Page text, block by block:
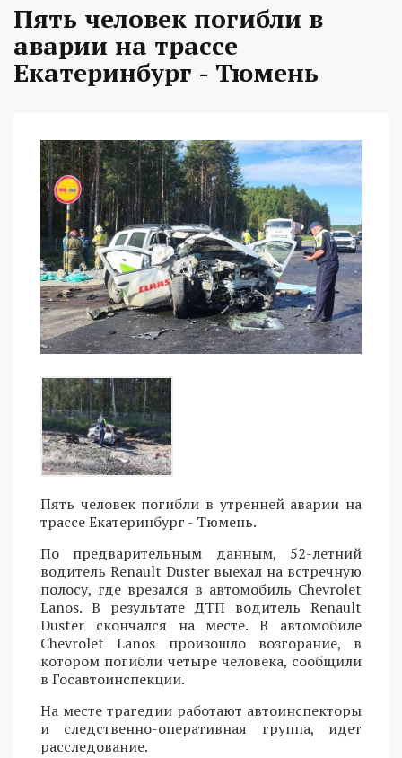
Пять человек погибли в
аварии на трассе
Екатеринбург - Тюмень
Пять человек погибли в утренней аварии на
трассе Екатеринбург - Тюмень.
По предварительным данным, 52-летний
водитель Renault Duster выехал на встречную
полосу, где врезался в автомобиль Chevrolet
Lanos. В результате ДТП водитель Renault
Duster скончался на месте. В автомобиле
Chevrolet Lanos произошло возгорание, в
котором погибли четыре человека, сообщили
в Госавтоинспекции.
На месте трагедии работают автоинспекторы
и следственно-оперативная группа, идет
расследование.